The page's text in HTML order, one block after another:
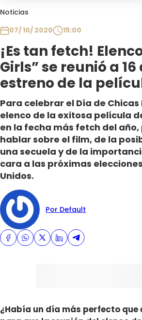
Noticias
07/ 10/ 2020
15:00
¡Es tan fetch!
Girls” se reunió a
estreno de la
Para celebrar el Día de Chicas
elenco de la exitosa película
en la fecha más fetch del
hablar sobre el film, de la
una secuela y de la
cara a las próximas
Unidos.
Por Default
¿Había un día más perfecto que
Plan Perfecto
El Tiempo
Sabingo
Todos Los Programas